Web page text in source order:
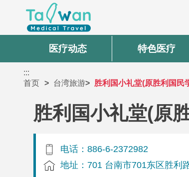
医疗动态 特色医疗
:::
首页
台湾旅游 胜利国小礼堂(原胜利国民
胜利国小礼堂(原
电话：886-6-2372982
地址：701 台南市701东区胜利